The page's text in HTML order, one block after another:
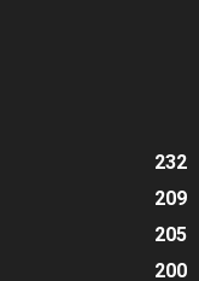
232
209
205
200